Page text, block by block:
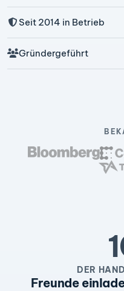
Seit 2014 in Betrieb
Gründergeführt
DER
Freunde